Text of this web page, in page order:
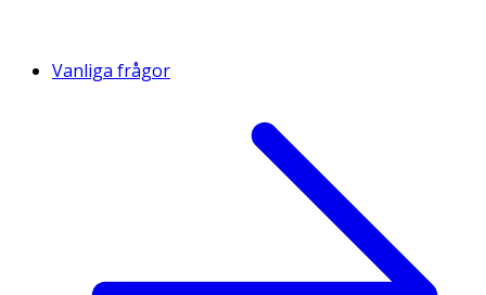
Vanliga frågor